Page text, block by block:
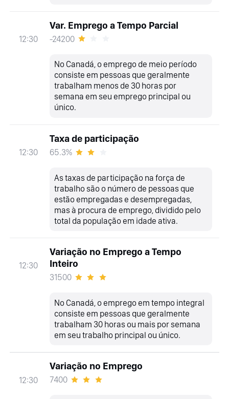
12:30
Var. Emprego a Tempo Parcial
-24200
No Canadá, o emprego de meio período
consiste em pessoas que geralmente
trabalham menos de 30 horas por
semana em seu emprego principal ou
único.
12:30
Taxa de participação
65.3%
As taxas de participação na força de
trabalho são o número de pessoas que
estão empregadas e desempregadas,
mas à procura de emprego, dividido pelo
total da população em idade ativa.
12:30
Variação no Emprego a Tempo
Inteiro
31500
No Canadá, o emprego em tempo integral
consiste em pessoas que geralmente
trabalham 30 horas ou mais por semana
em seu trabalho principal ou único.
12:30
Variação no Emprego
7400